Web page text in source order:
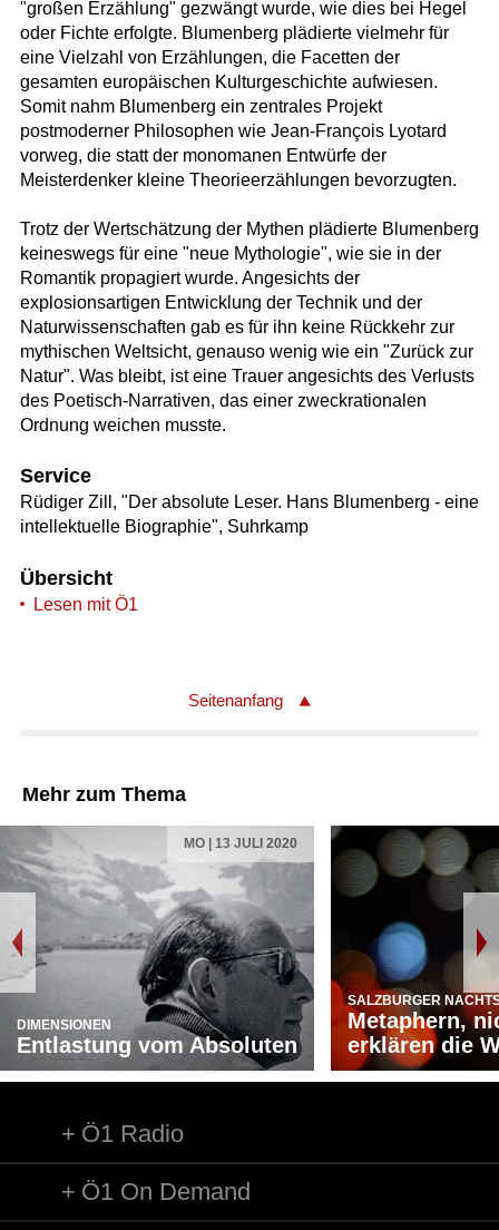
"großen Erzählung" gezwängt wurde, wie dies bei Hegel
oder Fichte erfolgte. Blumenberg plädierte vielmehr für
eine Vielzahl von Erzählungen, die Facetten der
gesamten europäischen Kulturgeschichte aufwiesen.
Somit nahm Blumenberg ein zentrales Projekt
postmoderner Philosophen wie Jean-François Lyotard
vorweg, die statt der monomanen Entwürfe der
Meisterdenker kleine Theorieerzählungen bevorzugten.
Trotz der Wertschätzung der Mythen plädierte Blumenberg
keineswegs für eine "neue Mythologie", wie sie in der
Romantik propagiert wurde. Angesichts der
explosionsartigen Entwicklung der Technik und der
Naturwissenschaften gab es für ihn keine Rückkehr zur
mythischen Weltsicht, genauso wenig wie ein "Zurück zur
Natur". Was bleibt, ist eine Trauer angesichts des Verlusts
des Poetisch-Narrativen, das einer zweckrationalen
Ordnung weichen musste.
Service
Rüdiger Zill, "Der absolute Leser. Hans Blumenberg - eine
intellektuelle Biographie", Suhrkamp
Übersicht
Lesen mit Ö1
Seitenanfang
Mehr zum Thema
MO | 13 JULI 2020
DIMENSIONEN
Entlastung vom Absoluten
SALZBURGER
Metaphern,
erklären die
Ö1 Radio
Ö1 On Demand